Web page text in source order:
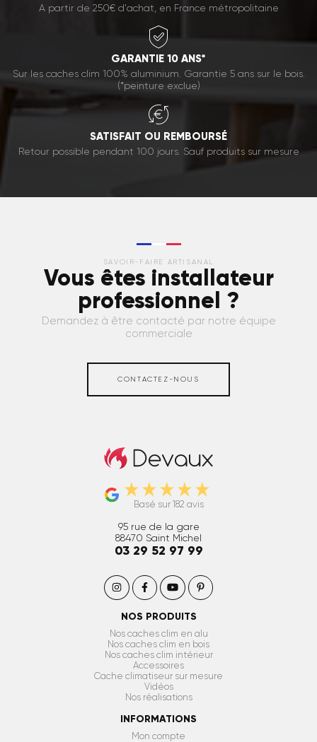
A partir de 250€ d'achat, en France métropolitaine
GARANTIE 10 ANS*
Sur les caches clim 100% aluminium. Garantie 5 ans sur le bois.
(*peinture exclue)
SATISFAIT OU REMBOURSÉ
Retour possible pendant 100 jours. Sauf produits sur mesure
SAVOIR-FAIRE ARTISANAL
Vous êtes installateur
professionnel ?
Demandez à être contacté par notre équipe
commerciale
CONTACTEZ-NOUS
Caches clim et PAC extérieur
Basé sur 182 avis
95 rue de la gare
88470 Saint Michel
03 29 52 97 99
NOS PRODUITS
Nos caches clim en alu
Nos caches clim en bois
Nos caches clim intérieur
Accessoires
Cache climatiseur sur mesure
Vidéos
Nos réalisations
INFORMATIONS
Mon compte